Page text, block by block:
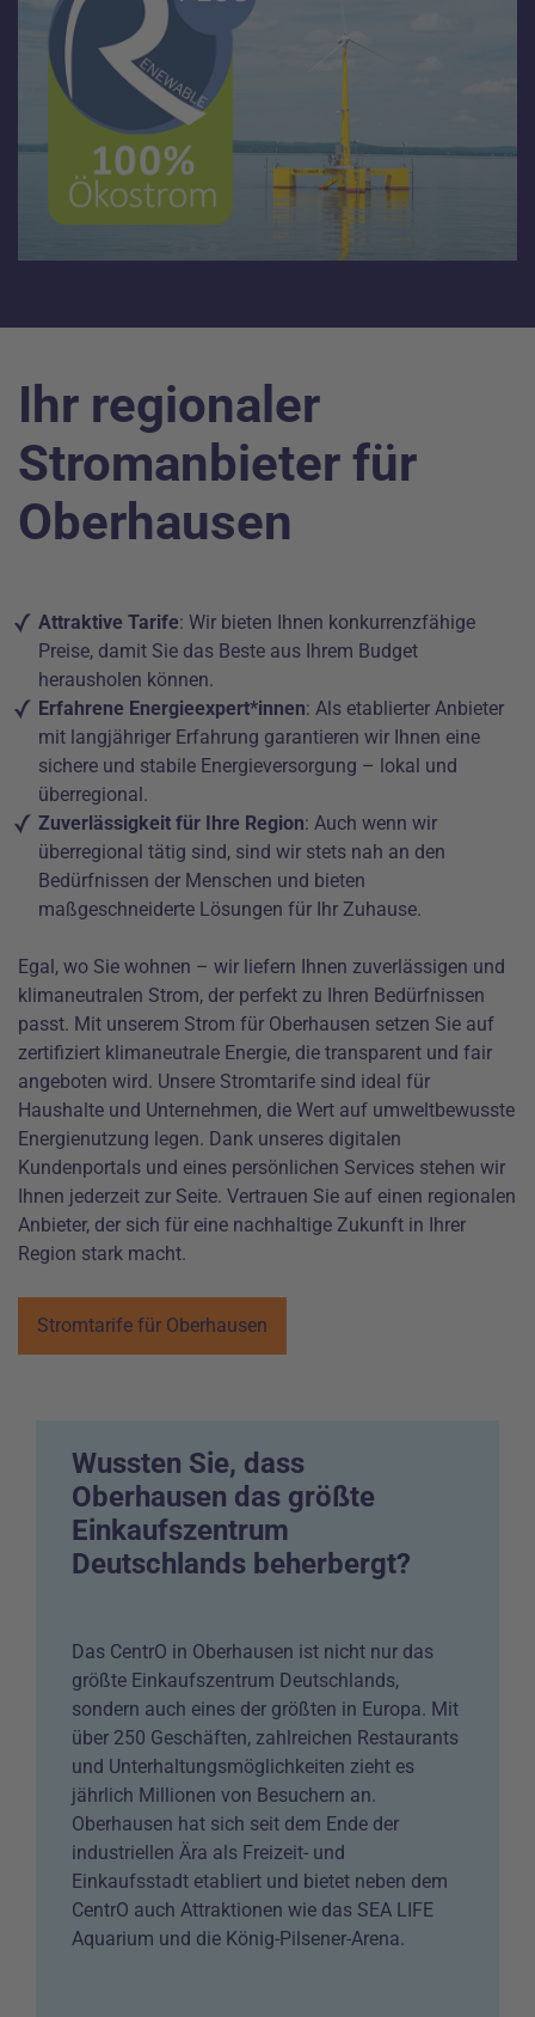
Ihr regionaler
Stromanbieter für
Oberhausen
Attraktive Tarife: Wir bieten Ihnen konkurrenzfähige
Preise, damit Sie das Beste aus Ihrem Budget
herausholen können.
Erfahrene Energieexpert*innen: Als etablierter Anbieter
mit langjähriger Erfahrung garantieren wir Ihnen eine
sichere und stabile Energieversorgung – lokal und
überregional.
Zuverlässigkeit für Ihre Region: Auch wenn wir
überregional tätig sind, sind wir stets nah an den
Bedürfnissen der Menschen und bieten
maßgeschneiderte Lösungen für Ihr Zuhause.
Egal, wo Sie wohnen – wir liefern Ihnen zuverlässigen und
klimaneutralen Strom, der perfekt zu Ihren Bedürfnissen
passt. Mit unserem Strom für Oberhausen setzen Sie auf
zertifiziert klimaneutrale Energie, die transparent und fair
angeboten wird. Unsere Stromtarife sind ideal für
Haushalte und Unternehmen, die Wert auf umweltbewusste
Energienutzung legen. Dank unseres digitalen
Kundenportals und eines persönlichen Services stehen wir
Ihnen jederzeit zur Seite. Vertrauen Sie auf einen regionalen
Anbieter, der sich für eine nachhaltige Zukunft in Ihrer
Region stark macht.
Stromtarife für Oberhausen
Wussten Sie, dass
Oberhausen das größte
Einkaufszentrum
Deutschlands beherbergt?
Das CentrO in Oberhausen ist nicht nur das
größte Einkaufszentrum Deutschlands,
sondern auch eines der größten in Europa. Mit
über 250 Geschäften, zahlreichen Restaurants
und Unterhaltungsmöglichkeiten zieht es
jährlich Millionen von Besuchern an.
Oberhausen hat sich seit dem Ende der
industriellen Ära als Freizeit- und
Einkaufsstadt etabliert und bietet neben dem
CentrO auch Attraktionen wie das SEA LIFE
Aquarium und die König-Pilsener-Arena.